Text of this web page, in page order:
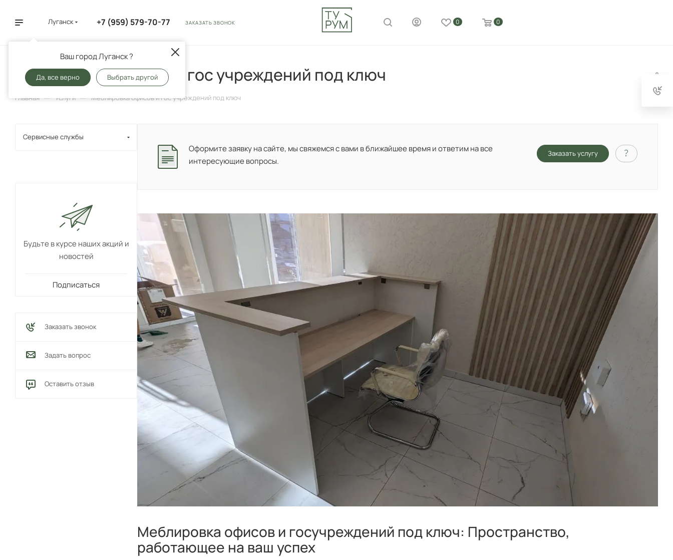
Луганск
Ваш город Луганск ?
Да, все верно Выбрать другой
+7 (959) 579-70-77 ЗАКАЗАТЬ ЗВОНОК 0 0
Меблировка офисов и гос учреждений под ключ
Главная — Услуги — Меблировка офисов и гос учреждений под ключ
Оформите заявку на сайте, мы свяжемся с вами в ближайшее время и ответим на все
интересующие вопросы.
Заказать услугу
Меблировка офисов и госучреждений под ключ: Пространство,
работающее на ваш успех
Сервисные службы
Будьте в курсе наших акций и
новостей
Подписаться
Заказать звонок
Задать вопрос
Оставить отзыв